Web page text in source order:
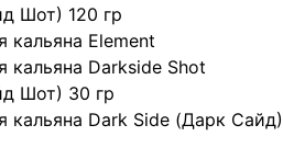
Шот) 120 гр
кальяна Element
кальяна Darkside Shot
Шот) 30 гр
кальяна Dark Side (Дарк Сайд)